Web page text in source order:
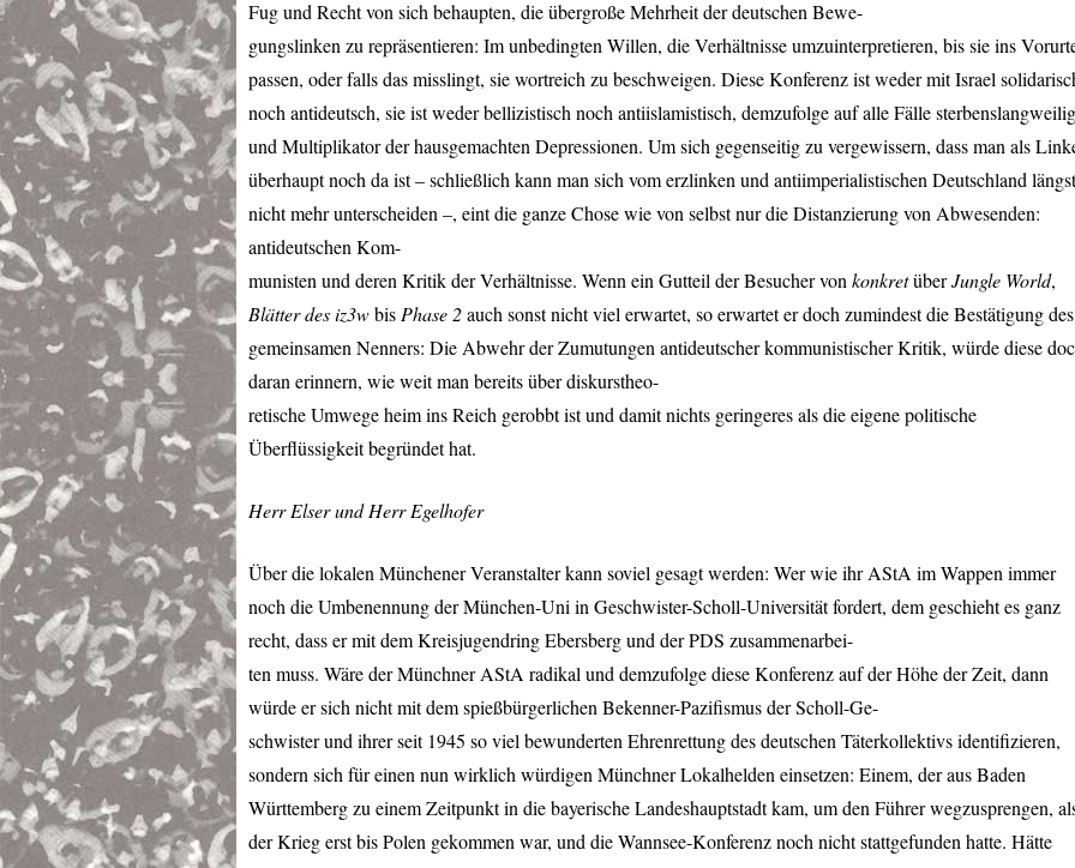
Fug und Recht von sich behaupten, die übergroße Mehrheit der deutschen Bewe-
gungslinken zu repräsentieren: Im unbedingten Willen, die Verhältnisse umzuinterpretieren, bis sie ins
passen, oder falls das misslingt, sie wortreich zu beschweigen. Diese Konferenz ist weder mit Israel
noch antideutsch, sie ist weder bellizistisch noch antiislamistisch, demzufolge auf alle Fälle sterbenslangweilig
und Multiplikator der hausgemachten Depressionen. Um sich gegenseitig zu vergewissern, dass man als
überhaupt noch da ist – schließlich kann man sich vom erzlinken und antiimperialistischen Deutschland längst
nicht mehr unterscheiden –, eint die ganze Chose wie von selbst nur die Distanzierung von Abwesenden:
antideutschen Kom-
munisten und deren Kritik der Verhältnisse. Wenn ein Gutteil der Besucher von konkretüberJungle World,
Blätter des iz3wbis Phase 2auch sonst nicht viel erwartet, so erwartet er doch zumindest die Bestätigung des
gemeinsamen Nenners: Die Abwehr der Zumutungen antideutscher kommunistischer Kritik, würde diese
daran erinnern, wie weit man bereits über diskurstheo-
retische Umwege heim ins Reich gerobbt ist und damit nichts geringeres als die eigene politische
Überflüssigkeit begründet hat.
Herr Elser und Herr Egelhofer
Über die lokalen Münchener Veranstalter kann soviel gesagt werden: Wer wie ihr AStA im Wappen immer
noch die Umbenennung der München-Uni in Geschwister-Scholl-Universität fordert, dem geschieht es ganz
recht, dass er mit dem Kreisjugendring Ebersberg und derPDS zusammenarbei-
ten muss. Wäre der Münchner AStA radikal und demzufolge diese Konferenz auf der Höhe der Zeit, dann
würde er sich nicht mit dem spießbürgerlichen Bekenner-Pazifismus der Scholl-Ge-
schwister und ihrer seit 1945 so viel bewunderten Ehrenrettung des deutschen Täterkollektivs identifizieren,
sondern sich für einen nun wirklich würdigen Münchner Lokalhelden einsetzen: Einem, der aus Baden
Württemberg zu einem Zeitpunkt in die bayerische Landeshauptstadt kam, um den Führer wegzusprengen,
der Krieg erst bis Polen gekommen war, und die Wannsee-Konferenz noch nicht stattgefunden hatte. Hätte